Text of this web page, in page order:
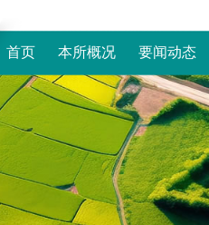
首页 本所概况 要闻动态